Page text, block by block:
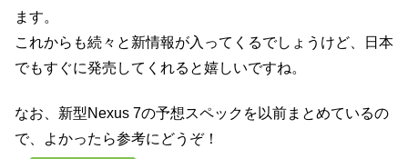
ます。
これからも続々と新情報が入ってくるでしょうけど、日本
でもすぐに発売してくれると嬉しいですね。
なお、新型Nexus 7の予想スペックを以前まとめているの
で、よかったら参考にどうぞ！